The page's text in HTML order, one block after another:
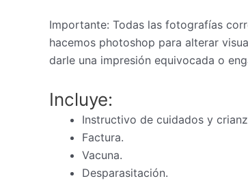
Importante: Todas las fotografías
hacemos photoshop para alterar
darle una impresión equivocada o
Incluye:
Instructivo de cuidados y
Factura.
Vacuna.
Desparasitación.